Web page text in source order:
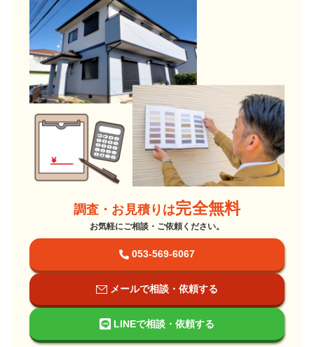
調査・お見積りは完全無料
お気軽にご相談・ご依頼ください。
053-569-6067
メールで相談・依頼する
LINEで相談・依頼する